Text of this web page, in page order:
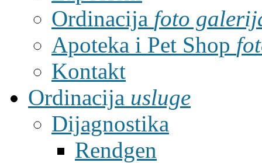
Ordinacija foto
Apoteka i Pet Shop
Kontakt
Ordinacija usluge
Dijagnostika
Rendgen